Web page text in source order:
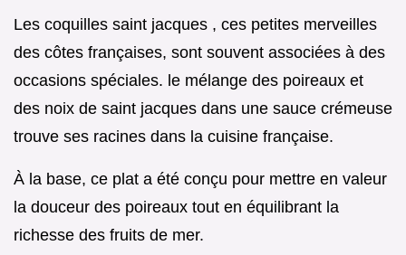
Les coquilles saint jacques , ces petites merveilles
des côtes françaises, sont souvent associées à des
occasions spéciales. le mélange des poireaux et
des noix de saint jacques dans une sauce crémeuse
trouve ses racines dans la cuisine française.
À la base, ce plat a été conçu pour mettre en valeur
la douceur des poireaux tout en équilibrant la
richesse des fruits de mer.